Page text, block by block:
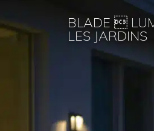
BLADE 
LES JARDINS